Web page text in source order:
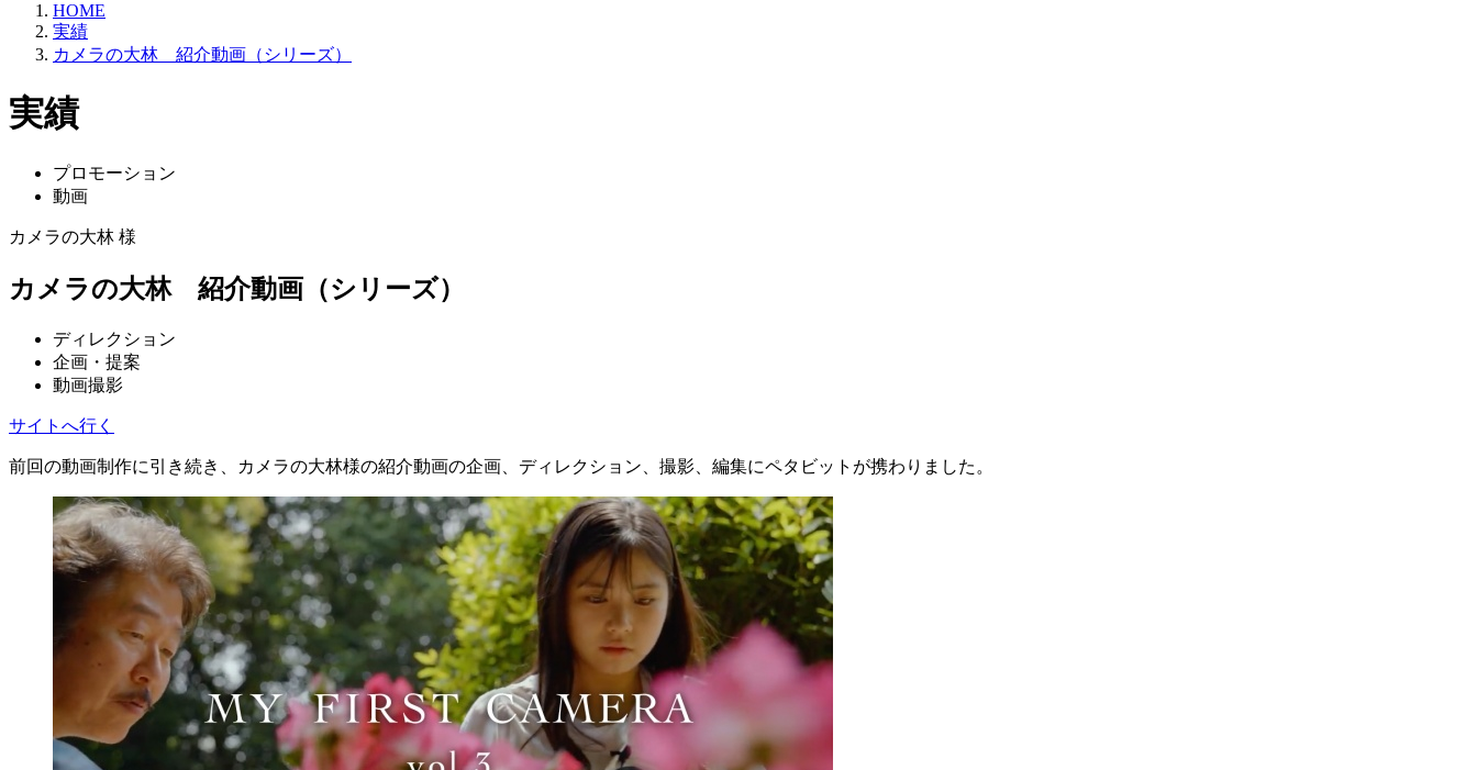
HOME
実績
カメラの大林 紹介動画（シリーズ）
実績
プロモーション
動画
カメラの大林 様
カメラの大林 紹介動画（シリーズ）
ディレクション
企画・提案
動画撮影
サイトへ行く
前回の動画制作に引き続き、カメラの大林様の紹介動画の企画、ディレクション、撮影、編集にペタビットが携わりました。